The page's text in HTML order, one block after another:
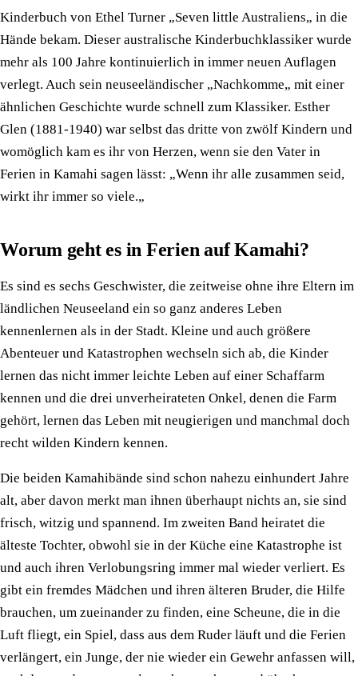
Kinderbuch von Ethel Turner „Seven little Australiens„ in die
Hände bekam. Dieser australische Kinderbuchklassiker wurde
mehr als 100 Jahre kontinuierlich in immer neuen Auflagen
verlegt. Auch sein neuseeländischer „Nachkomme„ mit einer
ähnlichen Geschichte wurde schnell zum Klassiker. Esther
Glen (1881-1940) war selbst das dritte von zwölf Kindern und
womöglich kam es ihr von Herzen, wenn sie den Vater in
Ferien in Kamahi sagen lässt: „Wenn ihr alle zusammen seid,
wirkt ihr immer so viele.„
Worum geht es in Ferien auf Kamahi?
Es sind es sechs Geschwister, die zeitweise ohne ihre Eltern im
ländlichen Neuseeland ein so ganz anderes Leben
kennenlernen als in der Stadt. Kleine und auch größere
Abenteuer und Katastrophen wechseln sich ab, die Kinder
lernen das nicht immer leichte Leben auf einer Schaffarm
kennen und die drei unverheirateten Onkel, denen die Farm
gehört, lernen das Leben mit neugierigen und manchmal doch
recht wilden Kindern kennen.
Die beiden Kamahibände sind schon nahezu einhundert Jahre
alt, aber davon merkt man ihnen überhaupt nichts an, sie sind
frisch, witzig und spannend. Im zweiten Band heiratet die
älteste Tochter, obwohl sie in der Küche eine Katastrophe ist
und auch ihren Verlobungsring immer mal wieder verliert. Es
gibt ein fremdes Mädchen und ihren älteren Bruder, die Hilfe
brauchen, um zueinander zu finden, eine Scheune, die in die
Luft fliegt, ein Spiel, dass aus dem Ruder läuft und die Ferien
verlängert, ein Junge, der nie wieder ein Gewehr anfassen will,